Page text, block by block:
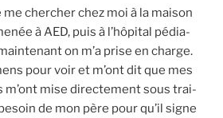
me cher­cher chez moi à la mai­son
à AED, puis à l’hôpital pédia­
on m’a prise en charge.
pour voir et m’ont dit que mes
m’ont mise direc­te­ment sous trai­
de mon père pour qu’il signe